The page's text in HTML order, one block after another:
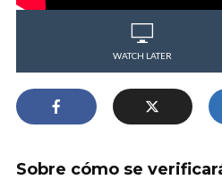
WATCH LATER
Sobre cómo se